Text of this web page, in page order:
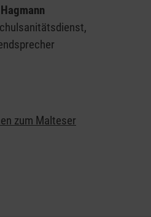
und Materialien. Der
unterstützt so die
für die
Schüler und Lehrkräfte.
das Thema "Helfen"
retten.
zum Malteser